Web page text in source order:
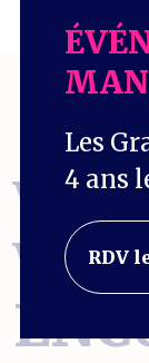
Les
4 ans
RDV